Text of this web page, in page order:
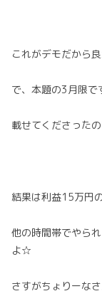
これがデモだから良
で、本題の3月限で
載せてくださった
結果は利益15万円
他の時間帯でやら
よ☆
さすがちょりーな